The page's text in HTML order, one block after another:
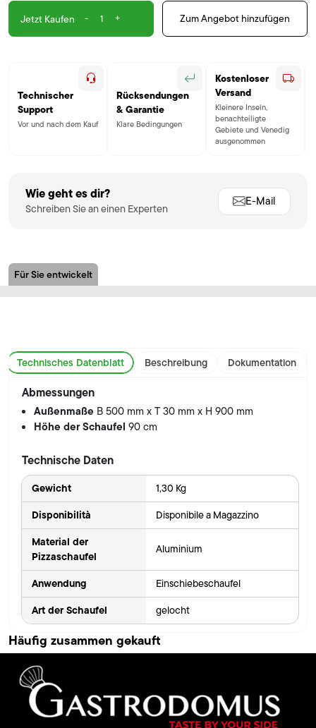
Jetzt Kaufen - + Zum Angebot hinzufügen
Technischer
Support
Vor und nach dem Kauf
Rücksendungen
& Garantie
Klare Bedingungen
Kostenloser
Versand
Kleinere Inseln,
benachteiligte
Gebiete und Venedig
ausgenommen
Wie geht es dir?
Schreiben Sie an einen Experten
E-Mail
Für Sie entwickelt
Technisches Datenblatt Beschreibung Dokumentation
Abmessungen
Außenmaße B 500 mm x T 30 mm x H 900 mm
Höhe der Schaufel90 cm
Technische Daten
Gewicht 1,30 Kg
Disponibilità Disponibile a Magazzino
Material der
Pizzaschaufel
Aluminium
Anwendung Einschiebeschaufel
Art der Schaufel gelocht
Häufig zusammen gekauft